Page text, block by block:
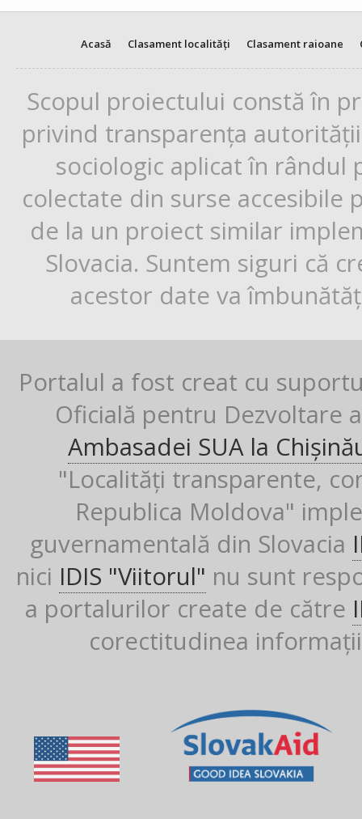
Acasă Clasament localități Clasament raioane
Scopul proiectului constă în
privind transparența
sociologic aplicat în rândul
colectate din surse
de la un proiect similar
Slovacia. Suntem siguri că
acestor date va
Portalul a fost creat cu
Oficială pentru Dezvoltare
Ambasadei SUA la
"Localități transparente,
Republica Moldova"
guvernamentală din Slovacia
nici IDIS "Viitorul" nu sunt
a portalurilor create de către
corectitudinea